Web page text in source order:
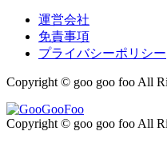
運営会社
免責事項
プライバシーポリシー
Copyright © goo goo foo All
Copyright © goo goo foo All